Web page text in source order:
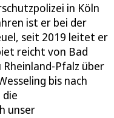
in Köln
ist er bei der
seit 2019 leitet er
reicht von Bad
Pfalz über
bis nach
unser